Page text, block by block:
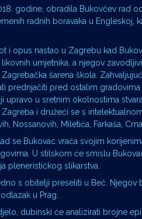
godine, obradila Bukovčev rad
radnih boravaka u Engleskoj,
i opus nastao u Zagrebu kad
umjetnika, a njegov
šarena škola.
prednjačiti pred ostalim
u sretnim okolnostima
i družeći se s
Nossanovih, Miletića, Farkaša,
se Bukovac vraća svojim
U stilskom će smislu
plenerističkog slikarstva.
s obitelji preseliti u Beč. Njegov
u Prag.
dubinski će analizirati brojne